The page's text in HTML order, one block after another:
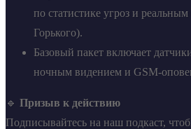
по статистике угроз и
Горького).
Базовый пакет включает
ночным видением и GSM-
🔹 Призыв к действию
Подписывайтесь на наш подкаст,